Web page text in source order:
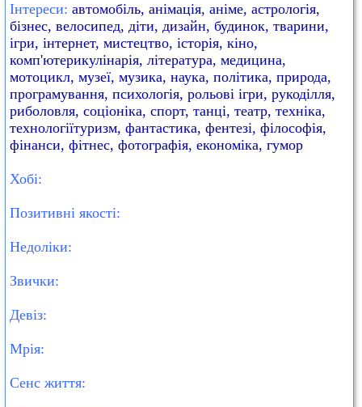
Інтереси: автомобіль, анімація, аніме, астрологія,
бізнес, велосипед, діти, дизайн, будинок, тварини,
ігри, інтернет, мистецтво, історія, кіно,
комп'ютерикулінарія, література, медицина,
мотоцикл, музеї, музика, наука, політика, природа,
програмування, психологія, рольові ігри, рукоділля,
риболовля, соціоніка, спорт, танці, театр, техніка,
технологіїтуризм, фантастика, фентезі, філософія,
фінанси, фітнес, фотографія, економіка, гумор
Хобі:
Позитивні якості:
Недоліки:
Звички:
Девіз:
Мрія:
Сенс життя: